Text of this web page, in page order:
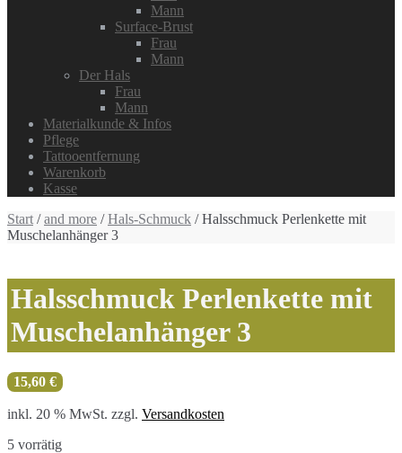
Mann
Surface-Brust
Frau
Mann
Der Hals
Frau
Mann
Materialkunde & Infos
Pflege
Tattooentfernung
Warenkorb
Kasse
Start /and more /Hals-Schmuck / Halsschmuck Perlenkette mit
Muschelanhänger 3
Halsschmuck Perlenkette mit
Muschelanhänger 3
15,60 €
inkl. 20 % MwSt. zzgl. Versandkosten
5 vorrätig